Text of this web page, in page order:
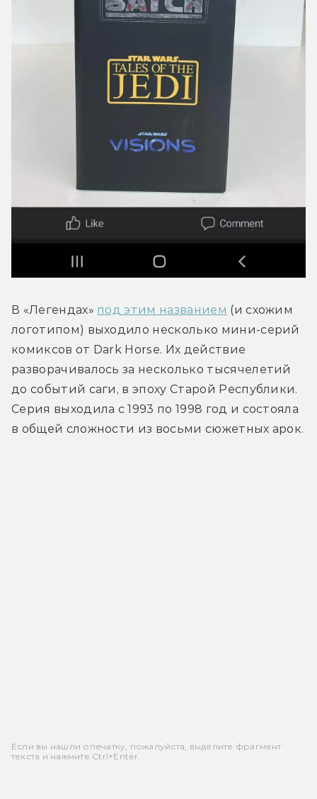
В «Легендах» под этим названием (и схожим
логотипом) выходило несколько мини-серий
комиксов от Dark Horse. Их действие
разворачивалось за несколько тысячелетий
до событий саги, в эпоху Старой Республики.
Серия выходила с 1993 по 1998 год и состояла
в общей сложности из восьми сюжетных арок.
Если вы нашли опечатку, пожалуйста, выделите фрагмент
текста и нажмите Ctrl+Enter.